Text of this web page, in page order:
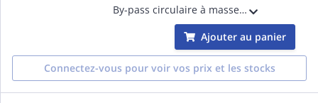
By-pass circulaire à masselotte réglable en acier galvanisé de diamètre 250 mm
Ajouter au panier
Connectez-vous pour voir vos prix et les stocks